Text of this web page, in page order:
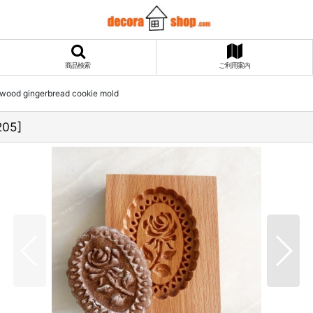
商品検索 ご利用案内
gingerbread cookie mold
]